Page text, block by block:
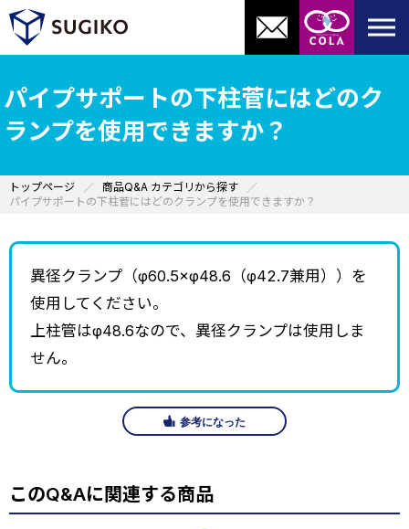
パイプサポートの下柱菅にはどのク
ランプを使用できますか？
トップページ
商品Q&A カテゴリから探す
パイプサポートの下柱菅にはどのクランプを使用できますか？
異径クランプ（φ60.5×φ48.6（φ42.7兼用））を
使用してください。
上柱管はφ48.6なので、異径クランプは使用しま
せん。
参考になった
このQ&Aに関連する商品